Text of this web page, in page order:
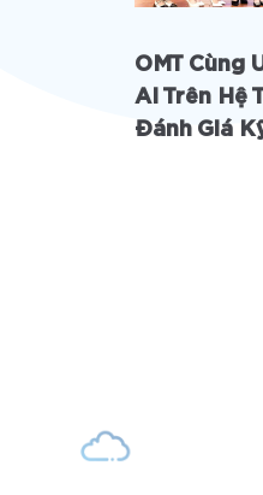
OMT Cùng
AI Trên Hệ
Đánh Giá